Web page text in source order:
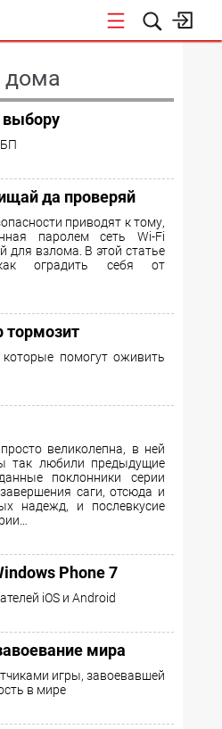
дома
да проверяй
приводят к тому,
паролем сеть Wi-Fi
для взлома. В этой статье
как оградить себя от
тормозит
которые помогут оживить
великолепна, в ней
так любили предыдущие
поклонники серии
саги, отсюда и
надежд, и послевкусие
Phone 7
iOS и Android
мира
игры, завоевавшей
в мире